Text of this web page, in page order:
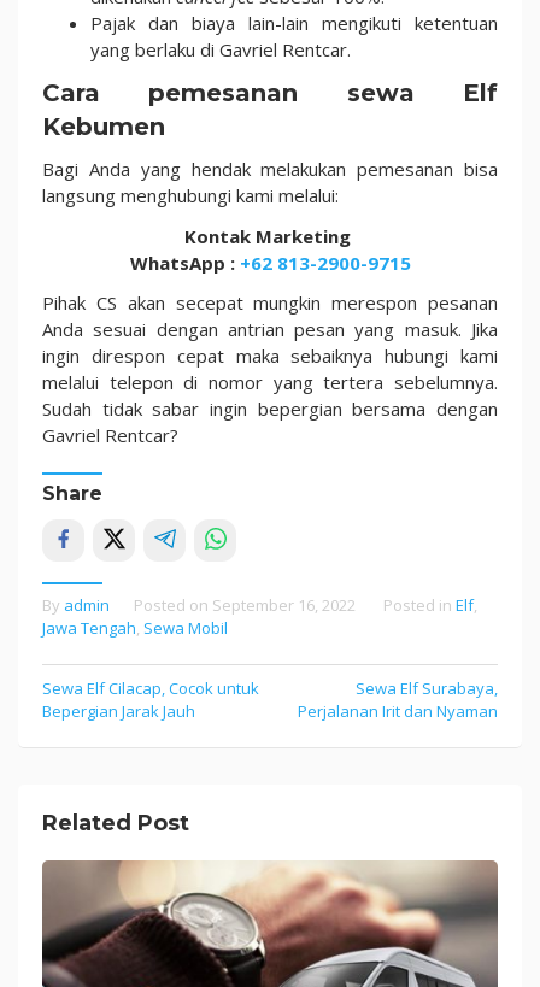
Pajak dan biaya lain-lain mengikuti ketentuan
yang berlaku di Gavriel Rentcar.
Cara pemesanan sewa Elf
Kebumen
Bagi Anda yang hendak melakukan pemesanan bisa
langsung menghubungi kami melalui:
Kontak Marketing
WhatsApp : +62 813-2900-9715
Pihak CS akan secepat mungkin merespon pesanan
Anda sesuai dengan antrian pesan yang masuk. Jika
ingin direspon cepat maka sebaiknya hubungi kami
melalui telepon di nomor yang tertera sebelumnya.
Sudah tidak sabar ingin bepergian bersama dengan
Gavriel Rentcar?
Share
By admin Posted on September 16, 2022 Posted in Elf,
Jawa Tengah, Sewa Mobil
Post
navigation
Sewa Elf Cilacap, Cocok untuk
Bepergian Jarak Jauh
Sewa Elf Surabaya,
Perjalanan Irit dan Nyaman
Related Post